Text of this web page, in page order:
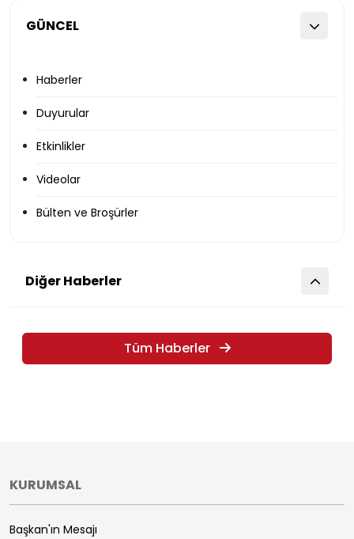
GÜNCEL
Haberler
Duyurular
Etkinlikler
Videolar
Bülten ve Broşürler
Diğer Haberler
Tüm Haberler
KURUMSAL
Başkan'ın Mesajı